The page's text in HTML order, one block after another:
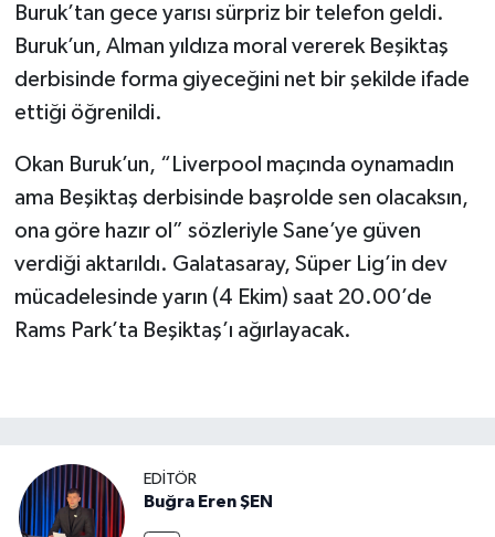
Buruk’tan gece yarısı sürpriz bir telefon geldi.
Buruk’un, Alman yıldıza moral vererek Beşiktaş
derbisinde forma giyeceğini net bir şekilde ifade
ettiği öğrenildi.
Okan Buruk’un, “Liverpool maçında oynamadın
ama Beşiktaş derbisinde başrolde sen olacaksın,
ona göre hazır ol” sözleriyle Sane’ye güven
verdiği aktarıldı. Galatasaray, Süper Lig’in dev
mücadelesinde yarın (4 Ekim) saat 20.00’de
Rams Park’ta Beşiktaş’ı ağırlayacak.
EDITÖR
Buğra Eren ŞEN